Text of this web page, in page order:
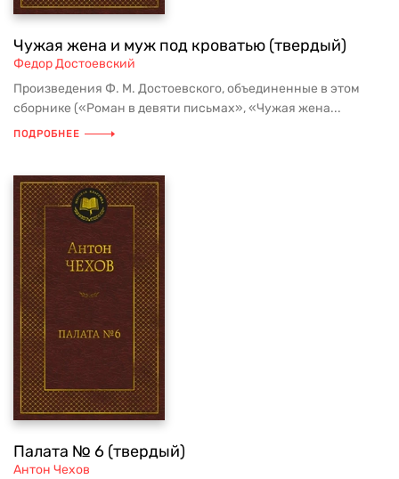
Чужая жена и муж под кроватью (твердый)
Федор Достоевский
Произведения Ф. М. Достоевского, объединенные в этом
сборнике («Роман в девяти письмах», «Чужая жена...
ПОДРОБНЕЕ
Палата № 6 (твердый)
Антон Чехов